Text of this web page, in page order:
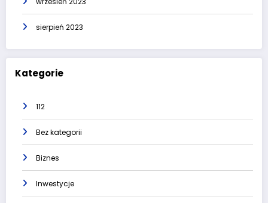
sierpień 2023
Kategorie
112
Bez kategorii
Biznes
Inwestycje